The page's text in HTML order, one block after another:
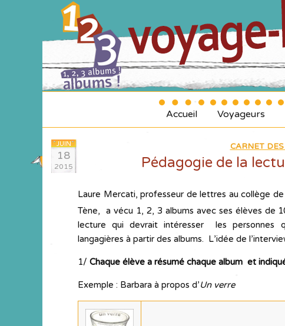
Accueil Voyageurs
JUIN
18
2015
CARNET
Pédagogie de la
Laure Mercati, professeur de lettres au collège
Tène, a vécu 1, 2, 3 albums avec ses élèves de
lecture qui devrait intéresser les personnes
langagières à partir des albums. L’idée de
1/ Chaque élève a résumé chaque album et
Exemple : Barbara à propos d’Un verre